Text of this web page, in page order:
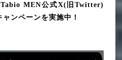
MEN公式X(旧Twitter)
ンペーンを実施中！